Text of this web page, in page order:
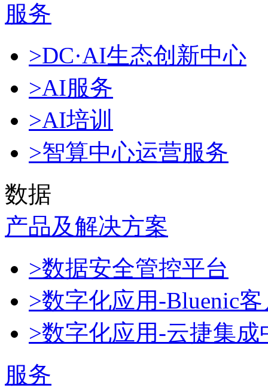
服务
>DC·AI生态创新中心
>AI服务
>AI培训
>智算中心运营服务
数据
产品及解决方案
>数据安全管控平台
>数字化应用-Bluenic
>数字化应用-云捷集成
服务